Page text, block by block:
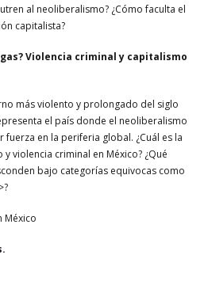
al neoliberalismo? ¿Cómo faculta el
capitalista?
Violencia criminal y capitalismo
más violento y prolongado del siglo
el país donde el neoliberalismo
en la periferia global. ¿Cuál es la
violencia criminal en México? ¿Qué
bajo categorías equivocas como
México